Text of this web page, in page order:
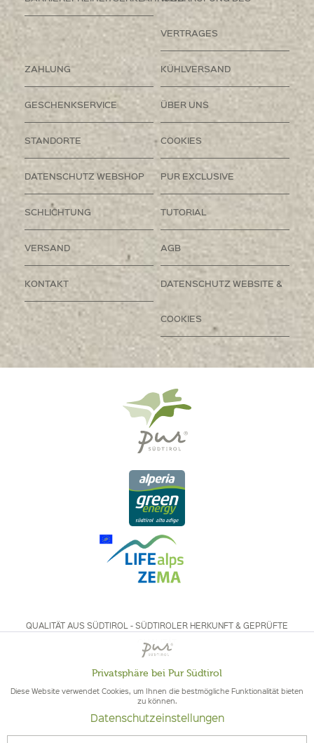
VERTRAGES
ZAHLUNG KÜHLVERSAND
GESCHENKSERVICE ÜBER UNS
STANDORTE COOKIES
DATENSCHUTZ WEBSHOP PUR EXCLUSIVE
SCHLICHTUNG TUTORIAL
VERSAND AGB
KONTAKT DATENSCHUTZ WEBSITE &
COOKIES
QUALITÄT AUS SÜDTIROL - SÜDTIROLER HERKUNFT & GEPRÜFTE
QUALITÄT
Aktiv
Inaktiv
Privatsphäre bei Pur Südtirol
Diese Website verwendet Cookies, um Ihnen die bestmögliche Funktionalität bieten
zu können.
Datenschutzeinstellungen